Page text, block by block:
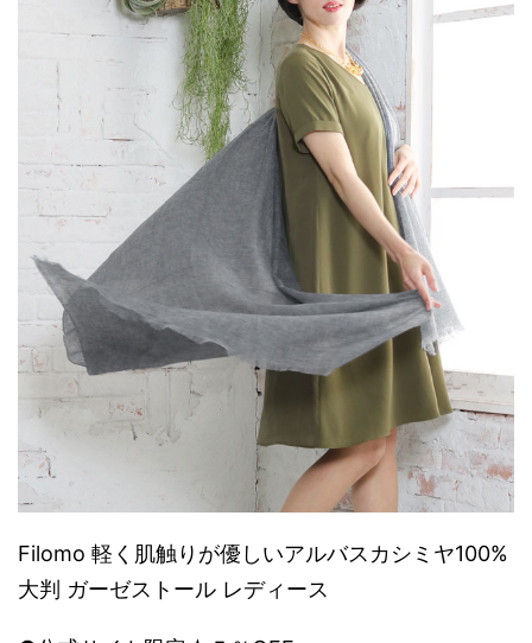
Filomo 軽く肌触りが優しいアルバスカシミヤ100%
大判 ガーゼストール レディース